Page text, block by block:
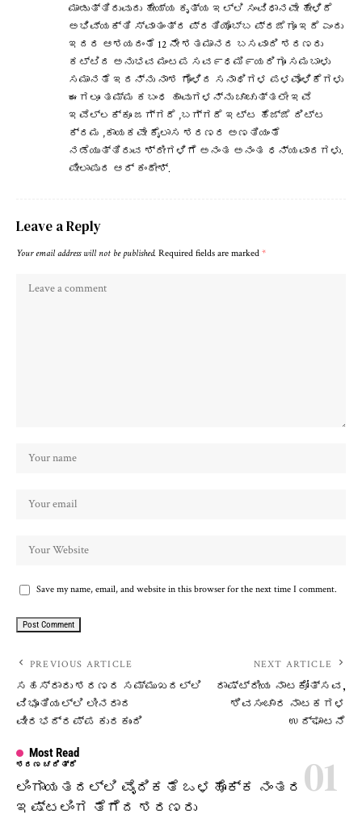
ಮಾಡುತ್ತಿರುವುದು ಹೇಯ್ಯ ಕೃತ್ಯ ಇಲ್ಲಿ ಸಂವಿಧಾನವೇ ಹೇಳಿದೆ
ಅಭಿವ್ಯಕ್ತಿ ಸ್ವಾತಂತ್ರ ಪ್ರತಿಯೊಬ್ಬ ಪ್ರಜೆಗೂ ಇದೆ ಎಂದು
ಇದರ ಆಶಯದಂತೆ 12 ನೇ ಶತಮಾನದ ಬಸವಾದಿ ಶರಣರು
ಕಟ್ಟಿದ ಅನುಭವ ಮಂಟಪ ಸವ೯ಧಮಿ೯ಯರಿಗೂ ಸಮಬಾಳು
ಸಮಾನತೆ ಇದನ್ನು ನಾಶ ಗೊಳಿದ ಸನಾಥಿಗಳ ಪಳವೊಳಿಕೆಗಳು
ಈಗಲೂ ತಮ್ಮ ಕಬಂಧ ಹಾವುಗಳನ್ನು ಚಾಚುತ್ತಲೇ ಇವೆ
ಇವೆಲ್ಲಕ್ಕೂ ಜಗ್ಗದೆ ,ಬಗ್ಗದೆ ಇಟ್ಟ ಹೆಜ್ಜೆ ದಿಟ್ಟ
ಕ್ರಮ ,ಕಾಯಕವೇ ಕೈಲಾಸ ಶರಣರ ಅಣತಿಯಂತೆ
ನಡೆಯುತ್ತಿರುವ ಶ್ರೀಗಳಿಗೆ ಅನಂತ ಅನಂತ ಧನ್ಯವಾದಗಳು.
ಪೀಲಾಪುರ ಆರ್ ಕಂಠೇಶ್.
Leave a Reply
Your email address will not be published. Required fields are marked *
Save my name, email, and website in this browser for the next time I comment.
PREVIOUS ARTICLE
ಸಹಸ್ರಾರು ಶರಣರ ಸಮ್ಮುಖದಲ್ಲಿ
ವಿಭೂತಿಯಲ್ಲಿ ಲೀನರಾದ
ವೀರಭದ್ರಪ್ಪ ಕುರಕುಂದಿ
NEXT ARTICLE
ರಾಷ್ಟ್ರೀಯ ನಾಟಕೋತ್ಸವ,
ಶಿವಸಂಚಾರ ನಾಟಕಗಳ
ಉದ್ಘಾಟನೆ
Most Read
ಶರಣ ಚರಿತ್ರೆ
ಲಿಂಗಾಯತದಲ್ಲಿ ವೈದಿಕತೆ ಒಳಹೊಕ್ಕ ನಂತರ
ಇಷ್ಟಲಿಂಗ ತೆಗೆದ ಶರಣರು